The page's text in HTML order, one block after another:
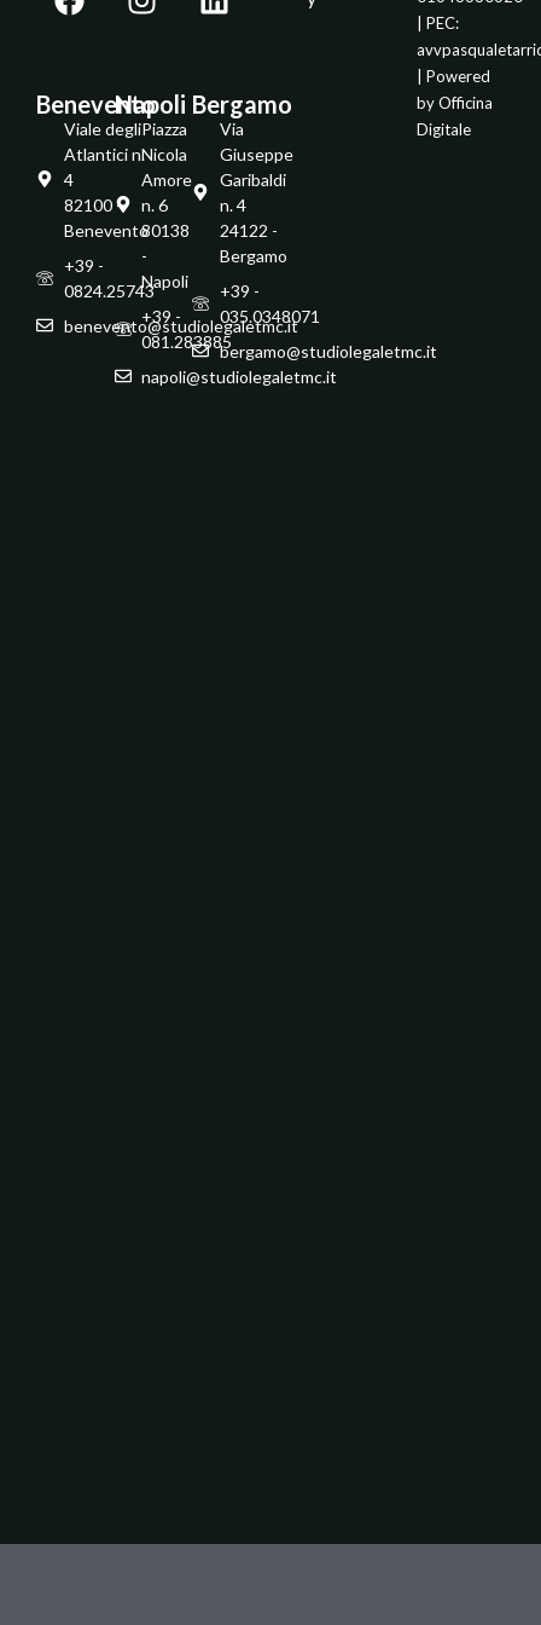
Benevento
Viale degli
Atlantici n.
4
82100 -
Benevento
+39 -
0824.25743
benevento@studiolegaletmc.it
Napoli
Piazza
Nicola
Amore
n. 6
80138
-
Napoli
+39 -
081.283885
napoli@studiolegaletmc.it
Bergamo
Via
Giuseppe
Garibaldi
n. 4
24122 -
Bergamo
+39 -
035.0348071
bergamo@studiolegaletmc.it
| PEC:
| Powered
byOfficina
Digitale